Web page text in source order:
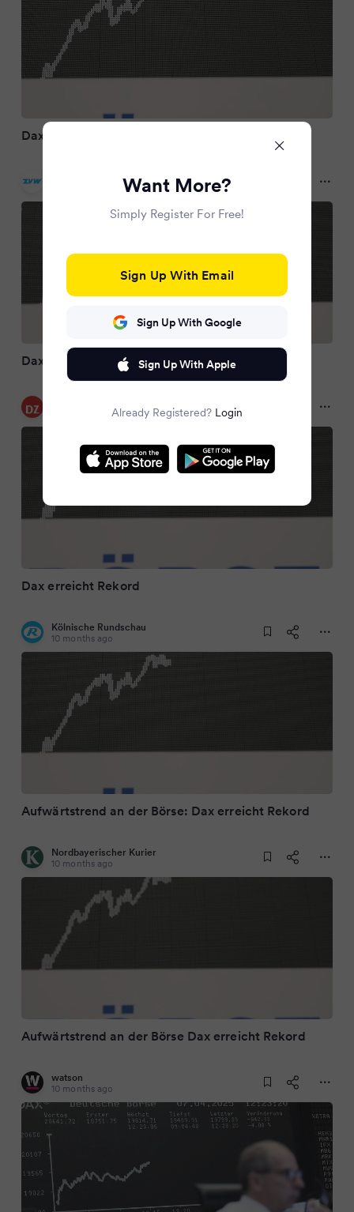
Dax erreicht Rekord
Zeitungsverlag Waiblingen
Dax erreicht Rekord-Hoch
10 months ago
Dax erreicht Rekord
Kölnische Rundschau
10 months ago
Aufwärtstrend an der Börse: Dax erreicht Rekord
Nordbayerischer Kurier
10 months ago
Aufwärtstrend an der Börse Dax erreicht Rekord
watson
10 months ago
Want More?
Simply Register For Free!
Sign Up With Email
Sign Up With Google
Sign Up With Apple
Already Registered? Login